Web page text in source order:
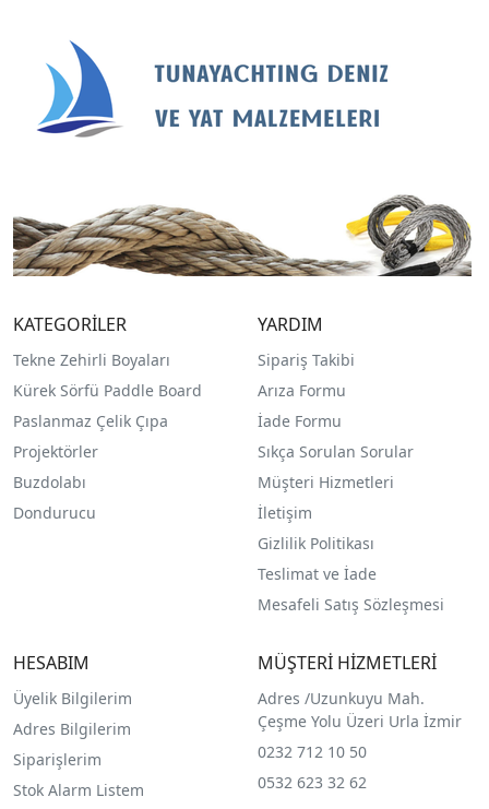
KATEGORİLER
Tekne Zehirli Boyaları
Kürek Sörfü Paddle Board
Paslanmaz Çelik Çıpa
Projektörler
Buzdolabı
Dondurucu
YARDIM
Sipariş Takibi
Arıza Formu
İade Formu
Sıkça Sorulan Sorular
Müşteri Hizmetleri
İletişim
Gizlilik Politikası
Teslimat ve İade
Mesafeli Satış Sözleşmesi
HESABIM
Üyelik Bilgilerim
Adres Bilgilerim
Siparişlerim
Stok Alarm Listem
MÜŞTERİ HİZMETLERİ
Adres /Uzunkuyu Mah.
Çeşme Yolu Üzeri Urla İzmir
0232 712 10 50
0532 623 32 62